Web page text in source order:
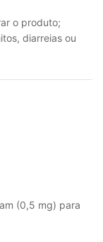
o produto;
diarreias ou
(0,5 mg) para